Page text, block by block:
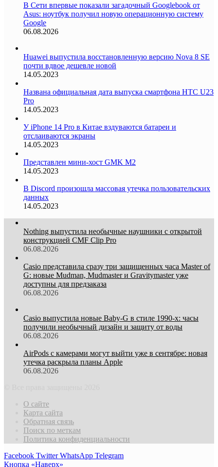
В Сети впервые показали загадочный Googlebook от
Asus: ноутбук получил новую операционную систему
Google
06.08.2026
Huawei выпустила восстановленную версию Nova 8 SE
почти вдвое дешевле новой
14.05.2023
Названа официальная дата выпуска смартфона HTC U23
Pro
14.05.2023
У iPhone 14 Pro в Китае вздуваются батареи и
отслаиваются экраны
14.05.2023
Представлен мини-хост GMK M2
14.05.2023
В Discord произошла массовая утечка пользовательских
данных
14.05.2023
Nothing выпустила необычные наушники с открытой
конструкцией CMF Clip Pro
06.08.2026
Casio представила сразу три защищенных часа Master of
G: новые Mudman, Mudmaster и Gravitymaster уже
доступны для предзаказа
06.08.2026
Casio выпустила новые Baby-G в стиле 1990-х: часы
получили необычный дизайн и защиту от воды
06.08.2026
AirPods с камерами могут выйти уже в сентябре: новая
утечка раскрыла планы Apple
06.08.2026
О сайте
Карта сайта
Обратная связь
Поиск по меткам
Политика конфиденциальности
Facebook Twitter WhatsApp Telegram
Кнопка «Наверх»